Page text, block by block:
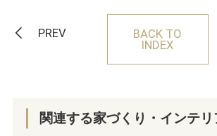
PREV
BACK TO
INDEX
関連する家づくり・インテリ